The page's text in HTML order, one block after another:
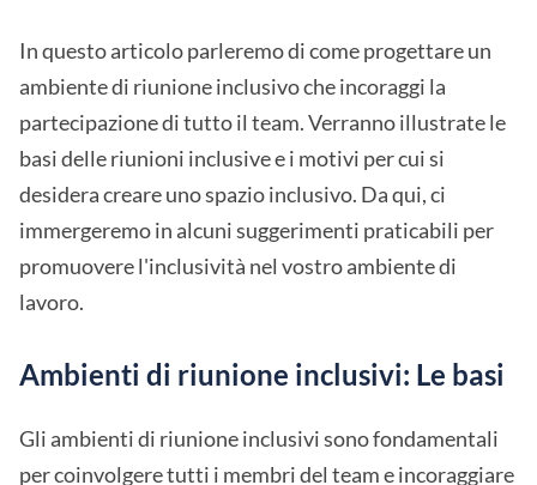
In questo articolo parleremo di come progettare un
ambiente di riunione inclusivo che incoraggi la
partecipazione di tutto il team. Verranno illustrate le
basi delle riunioni inclusive e i motivi per cui si
desidera creare uno spazio inclusivo. Da qui, ci
immergeremo in alcuni suggerimenti praticabili per
promuovere l'inclusività nel vostro ambiente di
lavoro.
Ambienti di riunione inclusivi: Le basi
Gli ambienti di riunione inclusivi sono fondamentali
per coinvolgere tutti i membri del team e incoraggiare